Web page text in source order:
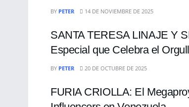
BY PETER 14 DE NOVIEMBRE DE 2025
SANTA TERESA LINAJE Y
Especial que Celebra el
BY PETER 20 DE OCTUBRE DE 2025
FURIA CRIOLLA: El